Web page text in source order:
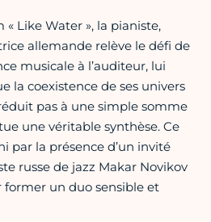
Like Water », la pianiste,
allemande relève le défi de
musicale à l’auditeur, lui
la coexistence de ses univers
pas à une simple somme
une véritable synthèse. Ce
par la présence d’un invité
russe de jazz Makar Novikov
former un duo sensible et